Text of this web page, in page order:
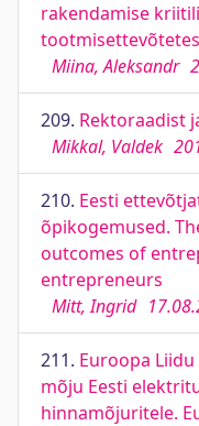
rakendamise
tootmisettevõtetes
Miina, Aleksandr
209. Rektoraadist
Mikkal, Valdek
210. Eesti
õpikogemused.
outcomes of
entrepreneurs
Mitt, Ingrid
211. Euroopa
mõju Eesti
hinnamõjuritele.